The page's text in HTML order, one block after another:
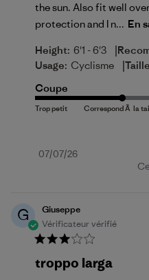
the sun. Also fit well
protection and I n... En
Height: 6'1 - 6'3 |
Usage: Cyclisme |
Coupe
Date
07/07/26
G
Giuseppe
Vérificateur vérifié
troppo larga